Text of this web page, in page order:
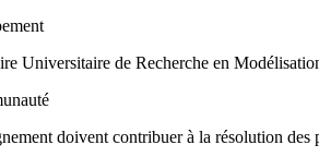
Universitaire de Recherche en
doivent contribuer à la résolution